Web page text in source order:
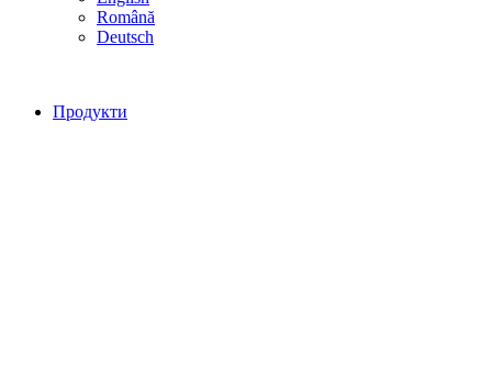
Română
Deutsch
Продукти